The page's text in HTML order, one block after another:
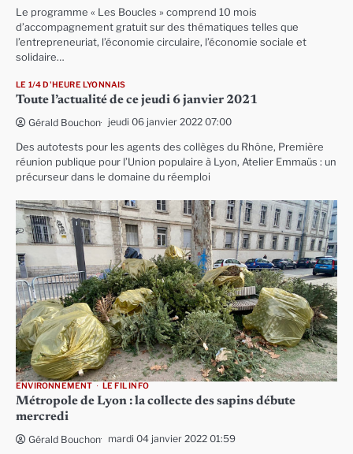
Le programme « Les Boucles » comprend 10 mois
d’accompagnement gratuit sur des thématiques telles que
l’entrepreneuriat, l’économie circulaire, l’économie sociale et
solidaire…
LE 1/4 D'HEURE LYONNAIS
Toute l’actualité de ce jeudi 6 janvier 2021
Gérald Bouchon jeudi 06 janvier 2022 07:00
Des autotests pour les agents des collèges du Rhône, Première
réunion publique pour l’Union populaire à Lyon, Atelier Emmaüs : un
précurseur dans le domaine du réemploi
ENVIRONNEMENT LE FIL INFO
Métropole de Lyon : la collecte des sapins débute
mercredi
Gérald Bouchon mardi 04 janvier 2022 01:59